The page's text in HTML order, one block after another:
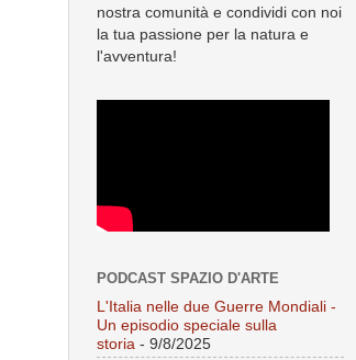
nostra comunità e condividi con noi
la tua passione per la natura e
l'avventura!
PODCAST SPAZIO D'ARTE
L'Italia nelle due Guerre Mondiali -
Un episodio speciale sulla
storia - 9/8/2025